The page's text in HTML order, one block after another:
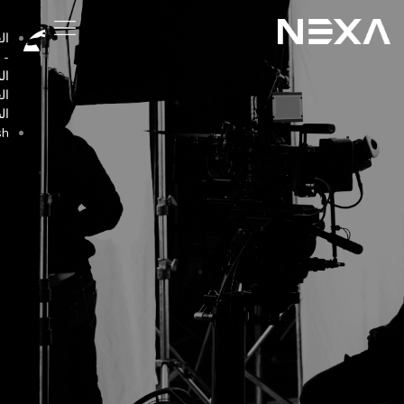
العربية
-
المملكة
العربية
السعودية
English